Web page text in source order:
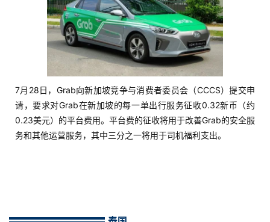
7月28日，Grab向新加坡竞争与消费者委员会（CCCS）提交申
请，要求对Grab在新加坡的每一单出行服务征收0.32新币（约
0.23美元）的平台费用。平台费的征收将用于改善Grab的安全服
务和其他运营服务，其中三分之一将用于司机福利支出。